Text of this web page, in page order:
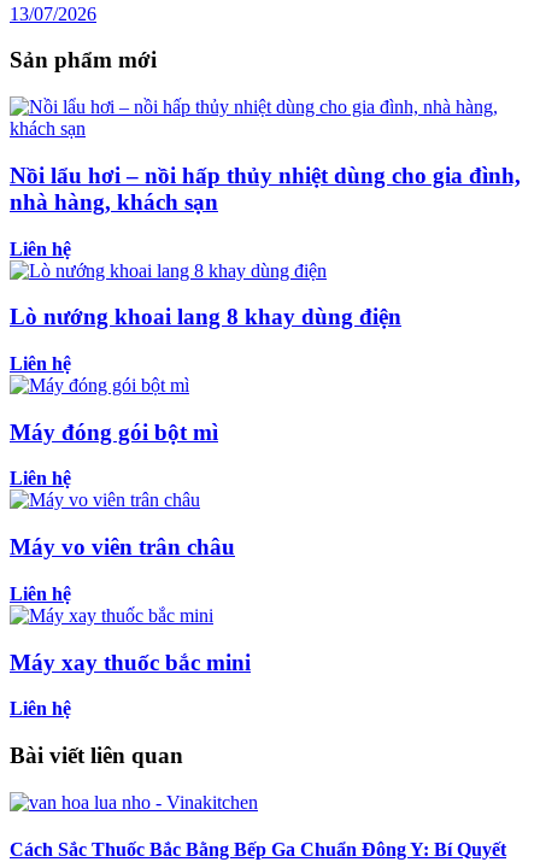
13/07/2026
Sản phẩm mới
Nồi lẩu hơi – nồi hấp thủy nhiệt dùng cho gia đình,
nhà hàng, khách sạn
Liên hệ
Lò nướng khoai lang 8 khay dùng điện
Liên hệ
Máy đóng gói bột mì
Liên hệ
Máy vo viên trân châu
Liên hệ
Máy xay thuốc bắc mini
Liên hệ
Bài viết liên quan
Cách Sắc Thuốc Bắc Bằng Bếp Ga Chuẩn Đông Y: Bí Quyết